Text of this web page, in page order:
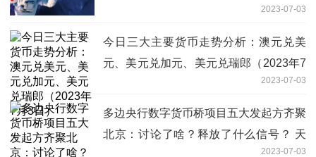
2023-07-03
今日三大主要货币走势分析：澳元兑美
元、美元兑加元、美元兑瑞郎（2023年7
2023-07-03
多边央行数字货币桥项目五大发起方齐聚
北京：讨论了啥？释放了什么信号？ 天
2023-07-03